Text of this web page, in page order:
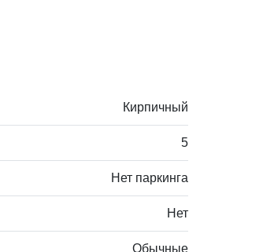
Кирпичный
5
Нет паркинга
Нет
Обычные